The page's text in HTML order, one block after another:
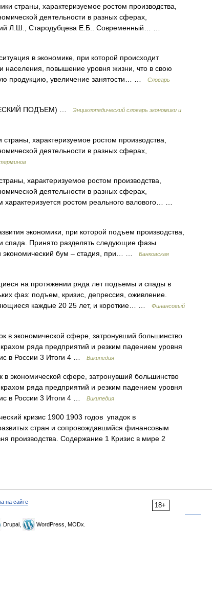
страны, характеризуемое ростом производства,
деятельности в разных сферах,
Л.Ш., Стародубцева Е.Б.. Современный… …
в экономике, при которой происходит
населения, повышение уровня жизни, что в свою
продукцию, увеличение занятости… …
Словарь
ПОДЪЕМ) …
Энциклопедический словарь экономики и
характеризуемое ростом производства,
деятельности в разных сферах,
характеризуемое ростом производства,
деятельности в разных сферах,
ростом реального валового… …
экономики, при которой подъем производства,
спада. Принято разделять следующие фазы
экономический бум – стадия, при… …
Банковская
на протяжении ряда лет подъемы и спады в
фаз: подъем, кризис, депрессия, оживление.
каждые 20 25 лет, и короткие… …
Финансовый
в экономической сфере, затронувший большинство
ряда предприятий и резким падением уровня
в России 3 Итоги 4 …
Википедия
в экономической сфере, затронувший большинство
ряда предприятий и резким падением уровня
в России 3 Итоги 4 …
Википедия
кризис 1900 1903 годов упадок в
стран и сопровождавшийся финансовым
производства. Содержание 1 Кризис в мире 2
18+
на сайте
Drupal, WordPress, MODx.